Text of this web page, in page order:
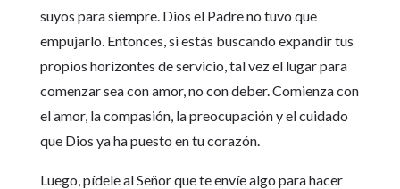
suyos para siempre. Dios el Padre no tuvo que
empujarlo. Entonces, si estás buscando expandir tus
propios horizontes de servicio, tal vez el lugar para
comenzar sea con amor, no con deber. Comienza con
el amor, la compasión, la preocupación y el cuidado
que Dios ya ha puesto en tu corazón.
Luego, pídele al Señor que te envíe algo para hacer